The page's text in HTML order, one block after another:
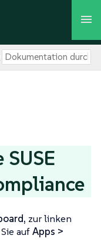
zur linken
aufApps >